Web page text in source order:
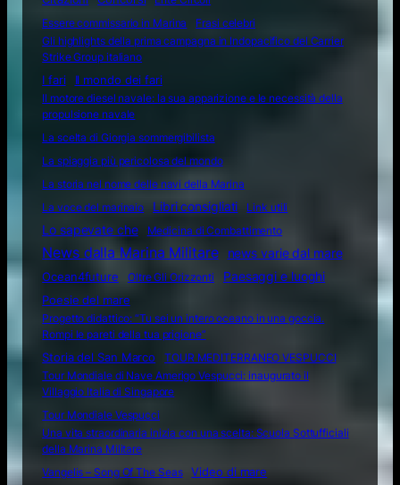
Essere commissario in Marina
Frasi celebri
Gli highlights della prima campagna in Indopacifico del Carrier
Strike Group italiano
I fari
Il mondo dei fari
Il motore diesel navale: la sua apparizione e le necessità della
propulsione navale
La scelta di Giorgia sommergibilista
La spiaggia più pericolosa del mondo
La storia nel nome delle navi della Marina
La voce del marinaio
Libri consigliati Link utili
Lo sapevate che Medicina di Combattimento
News dalla Marina Militare
news varie dal mare
Ocean4future
Oltre Gli Orizzonti
Paesaggi e luoghi
Poesie del mare
Progetto didattico: “Tu sei un intero oceano in una goccia.
Rompi le pareti della tua prigione”
Storia del San Marco
TOUR MEDITERRANEO VESPUCCI
Tour Mondiale di Nave Amerigo Vespucci: inaugurato il
Villaggio Italia di Singapore
Tour Mondiale Vespucci
Una vita straordinaria inizia con una scelta: Scuola Sottufficiali
della Marina Militare
Vangelis – Song Of The Seas
Video di mare